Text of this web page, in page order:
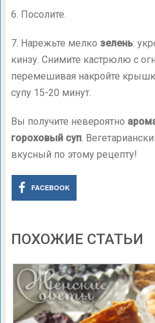
6. Посолите.
7. Нарежьте мелко зелень:
кинзу. Снимите кастрюлю с
перемешивая накройте
супу 15-20 минут.
Вы получите невероятно
гороховый суп.
вкусный по этому рецепту!
FACEBOOK
ПОХОЖИЕ СТАТЬИ